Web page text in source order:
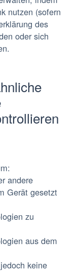
nutzen (sofern
des
oder sich
andere
Gerät gesetzt
zu
aus dem
keine